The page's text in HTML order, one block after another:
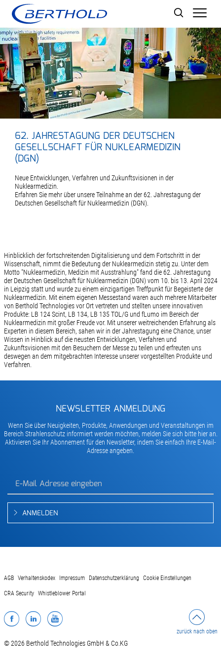
62. JAHRESTAGUNG DER DEUTSCHEN
GESELLSCHAFT FÜR NUKLEARMEDIZIN
(DGN)
Neue Entwicklungen, Verfahren und Zukunftsvisionen in der
Nuklearmedizin.
Erfahren Sie mehr über unsere Teilnahme an der 62. Jahrestagung der
Deutschen Gesellschaft für Nuklearmedizin (DGN).
Hinblicklich der fortschreitenden Digitalisierung und dem Fortschritt in der
Wissenschaft, nimmt die Bedeutung der Nuklearmedizin stetig zu. Unter dem
Motto "Nuklearmedizin, Medizin mit Ausstrahlung" fand die 62. Jahrestagung
der Deutschen Gesellschaft für Nuklearmedizin (DGN) vom 10. bis 13. April 2024
in Leipzig statt und wurde zu einem einzigartigen Treffpunkt für Begeisterte der
Nuklearmedizin. Mit einem eigenen Messestand waren auch mehrere Mitarbeiter
von Berthold Technologies vor Ort vertreten und stellten unsere innovativen
Produkte: LB 124 Scint, LB 134, LB 135 TOL/G und fLumo im Bereich der
Nuklearmedizin mit großer Freude vor. Mit unserer weitreichenden Erfahrung als
Experten in diesem Bereich, sahen wir in der Jahrestagung eine Chance, unser
Wissen in Hinblick auf die neusten Entwicklungen, Verfahren und
Zukunftsvisionen mit den Besuchern der Messe zu teilen und erfreuten uns
deswegen an dem mitgebrachten Interesse unserer vorgestellten Produkte und
Verfahren.
NEWSLETTER ANMELDUNG
Wenn Sie über Neuigkeiten, Produkte, Anwendungen und Veranstaltungen im
Bereich Strahlenschutz informiert werden möchten, melden Sie sich bitte hier an.
Aktivieren Sie Ihr Abonnement für den Newsletter, indem Sie einfach Ihre E-Mail-
Adresse angeben.
ANMELDEN
AGB Verhaltenskodex Impressum Datenschutzerklärung Cookie Einstellungen
CRA Security Whistleblower Portal
Facebook
LinkedInYouTube
zurück nach oben
© 2026 Berthold Technologies GmbH & Co.KG